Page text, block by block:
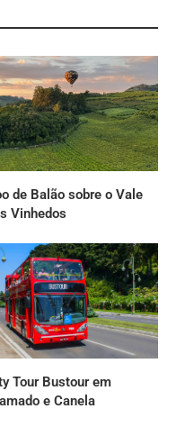
de Balão sobre o Vale
Vinhedos
Tour Bustour em
e Canela